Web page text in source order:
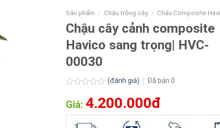
Sản phẩm / Chậu trồng cây / Chậu Composite​
Chậu cây cảnh composite
Havico sang trọng| HVC-
00030
xếp
hạng
0.0
(đánh giá) Đã bán 0
Giá: 4.200.000đ